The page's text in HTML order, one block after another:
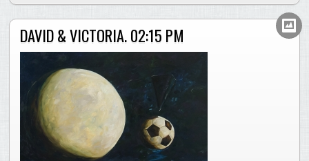
DAVID & VICTORIA. 02:15 PM